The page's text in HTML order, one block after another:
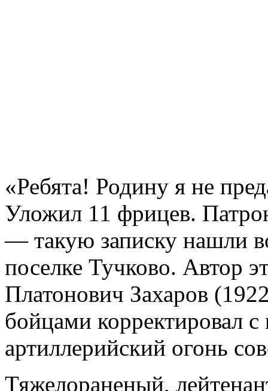
«Ребята! Родину я не
Уложил 11 фрицев.
— такую записку нашли
поселке Тучково. Автор
Платонович Захаров
бойцами корректировал с
артиллерийский огонь
Тяжелораненый,